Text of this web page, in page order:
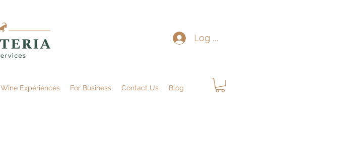
Wine Experiences For Business Contact Us Blog
Log In